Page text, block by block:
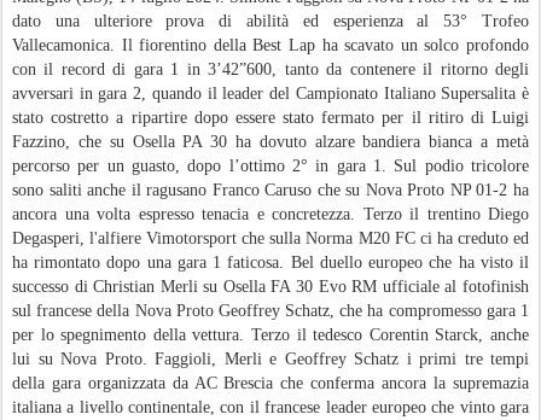
dato una ulteriore prova di abilità ed esperienza al 53° Trofeo
Vallecamonica. Il fiorentino della Best Lap ha scavato un solco profondo
con il record di gara 1 in 3’42”600, tanto da contenere il ritorno degli
avversari in gara 2, quando il leader del Campionato Italiano Supersalita è
stato costretto a ripartire dopo essere stato fermato per il ritiro di Luigi
Fazzino, che su Osella PA 30 ha dovuto alzare bandiera bianca a metà
percorso per un guasto, dopo l’ottimo 2° in gara 1. Sul podio tricolore
sono saliti anche il ragusano Franco Caruso che su Nova Proto NP 01-2 ha
ancora una volta espresso tenacia e concretezza. Terzo il trentino Diego
Degasperi, l'alfiere Vimotorsport che sulla Norma M20 FC ci ha creduto ed
ha rimontato dopo una gara 1 faticosa. Bel duello europeo che ha visto il
successo di Christian Merli su Osella FA 30 Evo RM ufficiale al fotofinish
sul francese della Nova Proto Geoffrey Schatz, che ha compromesso gara 1
per lo spegnimento della vettura. Terzo il tedesco Corentin Starck, anche
lui su Nova Proto. Faggioli, Merli e Geoffrey Schatz i primi tre tempi
della gara organizzata da AC Brescia che conferma ancora la supremazia
italiana a livello continentale, con il francese leader europeo che vinto gara